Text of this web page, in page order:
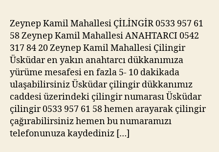
Zeynep Kamil Mahallesi ÇİLİNGİR 0533 957 61
58 Zeynep Kamil Mahallesi ANAHTARCI 0542
317 84 20 Zeynep Kamil Mahallesi Çilingir
Üsküdar en yakın anahtarcı dükkanımıza
yürüme mesafesi en fazla 5- 10 dakikada
ulaşabilirsiniz Üsküdar çilingir dükkanımız
caddesi üzerindeki çilingir numarası Üsküdar
çilingir 0533 957 61 58 hemen arayarak çilingir
çağırabilirsiniz hemen bu numaramızı
telefonunuza kaydediniz […]